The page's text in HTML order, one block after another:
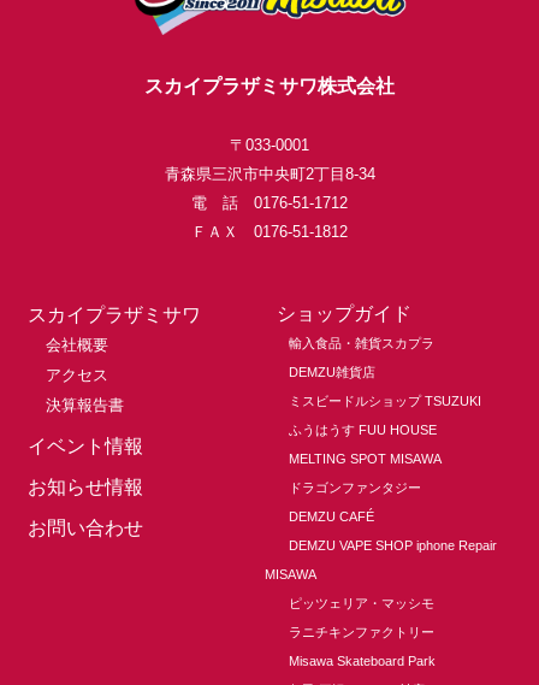
スカイプラザミサワ株式会社
〒033-0001
青森県三沢市中央町2丁目8-34
電 話 0176-51-1712
ＦＡＸ 0176-51-1812
スカイプラザミサワ
会社概要
アクセス
決算報告書
イベント情報
お知らせ情報
お問い合わせ
ショップガイド
輸入食品・雑貨スカプラ
DEMZU雑貨店
ミスビードルショップ TSUZUKI
ふうはうす FUU HOUSE
MELTING SPOT MISAWA
ドラゴンファンタジー
DEMZU CAFÉ
DEMZU VAPE SHOP iphone Repair
MISAWA
ピッツェリア・マッシモ
ラニチキンファクトリー
Misawa Skateboard Park